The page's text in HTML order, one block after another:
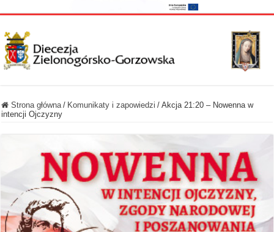
Strona główna / Komunikaty i zapowiedzi / Akcja 21:20 – Nowenna w
intencji Ojczyzny